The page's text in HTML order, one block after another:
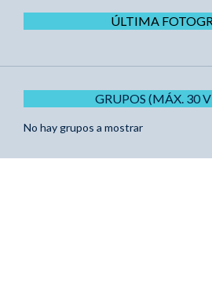
ÚLTIMA
GRUPOS (MÁX. 30
No hay grupos a mostrar